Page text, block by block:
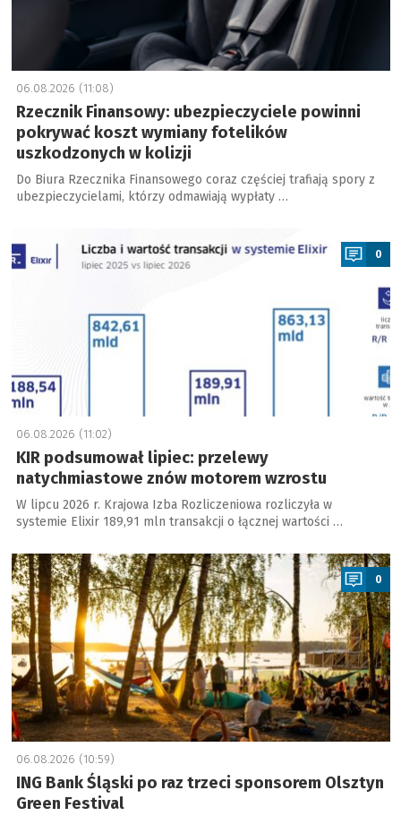
06.08.2026 (11:08)
Rzecznik Finansowy: ubezpieczyciele powinni
pokrywać koszt wymiany fotelików
uszkodzonych w kolizji
Do Biura Rzecznika Finansowego coraz częściej trafiają spory z
ubezpieczycielami, którzy odmawiają wypłaty …
0
06.08.2026 (11:02)
KIR podsumował lipiec: przelewy
natychmiastowe znów motorem wzrostu
W lipcu 2026 r. Krajowa Izba Rozliczeniowa rozliczyła w
systemie Elixir 189,91 mln transakcji o łącznej wartości …
a
0
06.08.2026 (10:59)
ING Bank Śląski po raz trzeci sponsorem Olsztyn
Green Festival